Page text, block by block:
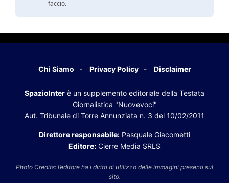
faccio.
Chi Siamo Privacy Policy Disclaimer
SpazioInter è un supplemento editoriale della Testata
Giornalistica "Nuovevoci"
Aut. Tribunale di Torre Annunziata n. 3 del 10/02/2011
Direttore responsabile: Pasquale Giacometti
Editore: Cierre Media SRLS
Photo Credits: l’editore ha i diritti di utilizzo delle immagini presenti sul
sito.